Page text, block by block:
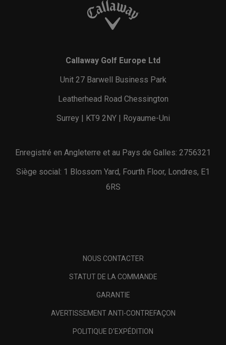
Callaway Golf Europe Ltd
Unit 27 Barwell Business Park
Leatherhead Road Chessington
Surrey | KT9 2NY | Royaume-Uni
Enregistré en Angleterre et au Pays de Galles: 2756321
Siège social: 1 Blossom Yard, Fourth Floor, Londres, E1
6RS
NOUS CONTACTER
STATUT DE LA COMMANDE
GARANTIE
AVERTISSEMENT ANTI-CONTREFAÇON
POLITIQUE D'EXPÉDITION